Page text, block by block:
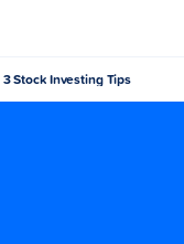
3 Stock Investing Tips